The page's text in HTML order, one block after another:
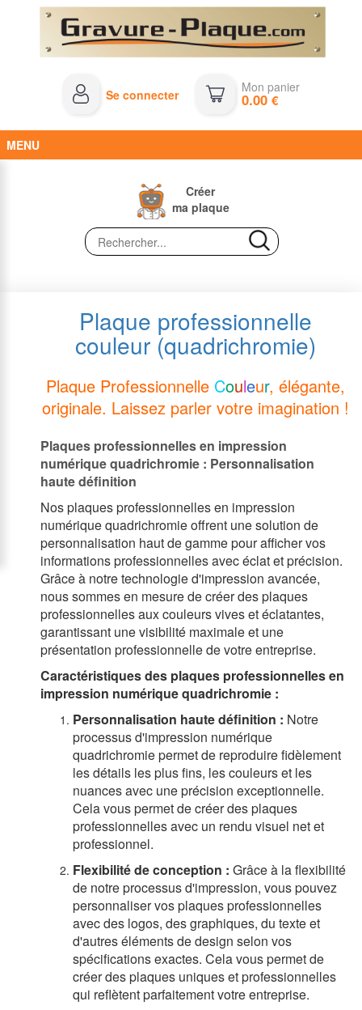
Se connecter Mon panier
0.00€
MENU
Créer
ma plaque
Plaque professionnelle
couleur (quadrichromie)
Plaque Professionnelle Couleur, élégante,
originale. Laissez parler votre imagination !
Plaques professionnelles en impression
numérique quadrichromie : Personnalisation
haute définition
Nos plaques professionnelles en impression
numérique quadrichromie offrent une solution de
personnalisation haut de gamme pour afficher vos
informations professionnelles avec éclat et précision.
Grâce à notre technologie d'impression avancée,
nous sommes en mesure de créer des plaques
professionnelles aux couleurs vives et éclatantes,
garantissant une visibilité maximale et une
présentation professionnelle de votre entreprise.
Caractéristiques des plaques professionnelles en
impression numérique quadrichromie :
Personnalisation haute définition : Notre
processus d'impression numérique
quadrichromie permet de reproduire fidèlement
les détails les plus fins, les couleurs et les
nuances avec une précision exceptionnelle.
Cela vous permet de créer des plaques
professionnelles avec un rendu visuel net et
professionnel.
Flexibilité de conception : Grâce à la flexibilité
de notre processus d'impression, vous pouvez
personnaliser vos plaques professionnelles
avec des logos, des graphiques, du texte et
d'autres éléments de design selon vos
spécifications exactes. Cela vous permet de
créer des plaques uniques et professionnelles
qui reflètent parfaitement votre entreprise.